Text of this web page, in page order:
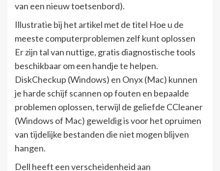
van een nieuw toetsenbord).
Illustratie bij het artikel met de titel Hoe u de
meeste computerproblemen zelf kunt oplossen
Er zijn tal van nuttige, gratis diagnostische tools
beschikbaar om een ​​handje te helpen.
DiskCheckup (Windows) en Onyx (Mac) kunnen
je harde schijf scannen op fouten en bepaalde
problemen oplossen, terwijl de geliefde CCleaner
(Windows of Mac) geweldig is voor het opruimen
van tijdelijke bestanden die niet mogen blijven
hangen.
Dell heeft een verscheidenheid aan